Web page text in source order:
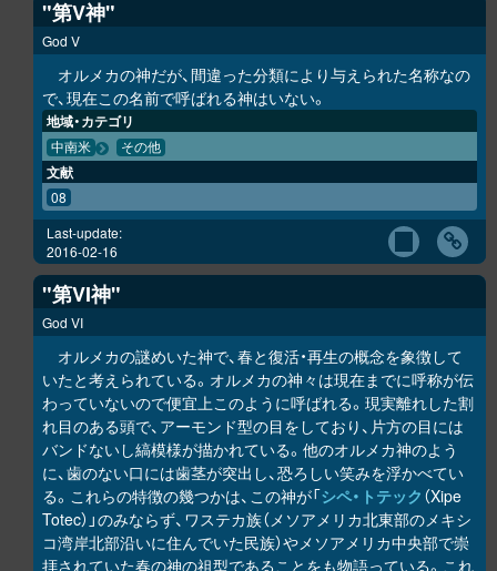
"第V神"
God V
オルメカの神だが、間違った分類により与えられた名称なの
で、現在この名前で呼ばれる神はいない。
地域・カテゴリ
中南米 その他
文献
08
Last-update:
2016-02-16
"第VI神"
God VI
オルメカの謎めいた神で、春と復活・再生の概念を象徴して
いたと考えられている。オルメカの神々は現在までに呼称が伝
わっていないので便宜上このように呼ばれる。現実離れした割
れ目のある頭で、アーモンド型の目をしており、片方の目には
バンドないし縞模様が描かれている。他のオルメカ神のよう
に、歯のない口には歯茎が突出し、恐ろしい笑みを浮かべてい
る。これらの特徴の幾つかは、この神が「シペ・トテック （Xipe
Totec）」のみならず、ワステカ族（メソアメリカ北東部のメキシ
コ湾岸北部沿いに住んでいた民族）やメソアメリカ中央部で崇
拝されていた春の神の祖型であることをも物語っている。これ